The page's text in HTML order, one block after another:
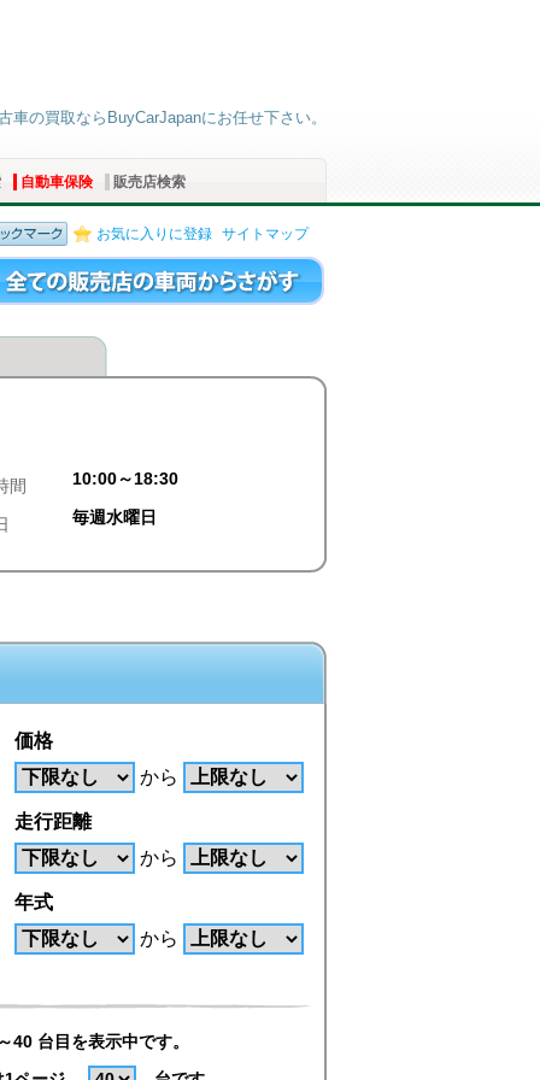
車の買取ならBuyCarJapanにお任せ下さい。
自動車保険 販売店検索
お気に入りに登録 サイトマップ
間 10:00～18:30
毎週水曜日
価格
から
走行距離
から
年式
から
40 台目を表示中です。